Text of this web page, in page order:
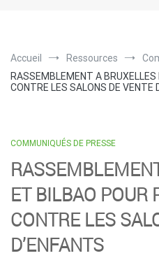
Accueil Ressources
RASSEMBLEMENT A
CONTRE LES SALONS DE VENTE
COMMUNIQUÉS DE PRESSE
ET BILBAO POUR
CONTRE LES
D’ENFANTS